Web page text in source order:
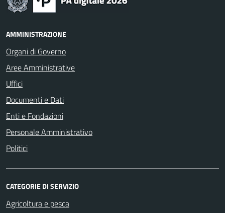
AMMINISTRAZIONE
Organi di Governo
Aree Amministrative
Uffici
Documenti e Dati
Enti e Fondazioni
Personale Amministrativo
Politici
CATEGORIE DI SERVIZIO
Agricoltura e pesca